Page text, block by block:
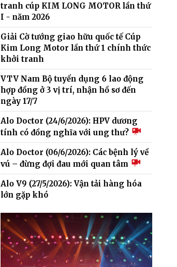
tranh cúp KIM LONG MOTOR lần thứ
I - năm 2026
Giải Cờ tướng giao hữu quốc tế Cúp
Kim Long Motor lần thứ 1 chính thức
khởi tranh
VTV Nam Bộ tuyển dụng 6 lao động
hợp đồng ở 3 vị trí, nhận hồ sơ đến
ngày 17/7
Alo Doctor (24/6/2026): HPV dương
tính có đồng nghĩa với ung thư?
Alo Doctor (06/6/2026): Các bệnh lý về
vú – đừng đợi đau mới quan tâm
Alo V9 (27/5/2026): Vận tải hàng hóa
lớn gặp khó